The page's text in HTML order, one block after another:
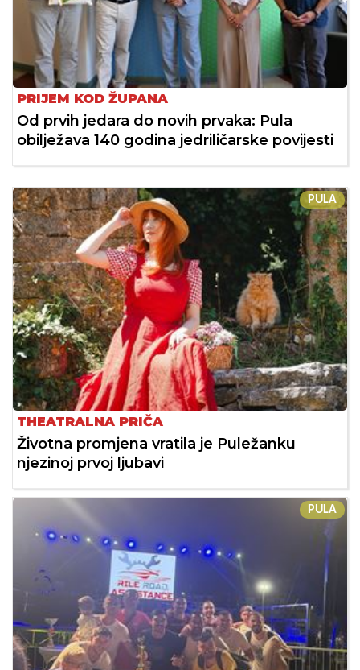
PRIJEM KOD ŽUPANA
Od prvih jedara do novih prvaka: Pula
obilježava 140 godina jedriličarske povijesti
PULA
THEATRALNA PRIČA
Životna promjena vratila je Puležanku
njezinoj prvoj ljubavi
PULA